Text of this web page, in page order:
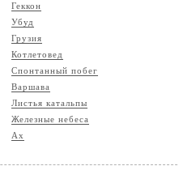
Геккон
Убуд
Грузия
Котлетовед
Спонтанный побег
Варшава
Листья катальпы
Железные небеса
Ах